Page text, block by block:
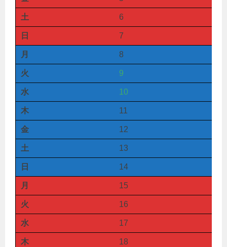
土 6
日 7
月 8
火 9
水 10
木 11
金 12
土 13
日 14
月 15
火 16
水 17
木 18